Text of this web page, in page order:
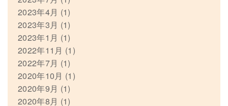
2023年4月 (1)
2023年3月 (1)
2023年1月 (1)
2022年11月 (1)
2022年7月 (1)
2020年10月 (1)
2020年9月 (1)
2020年8月 (1)